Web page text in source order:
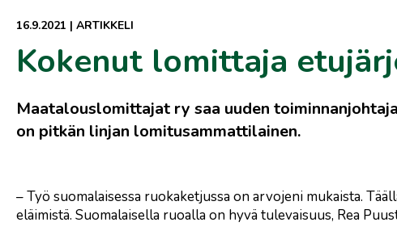
16.9.2021 | ARTIKKELI
Kokenut lomittaja
Maatalouslomittajat ry saa uuden
on pitkän linjan lomitusammattilainen.
– Työ suomalaisessa ruokaketjussa on arvojeni mukaista.
eläimistä. Suomalaisella ruoalla on hyvä tulevaisuus, Rea